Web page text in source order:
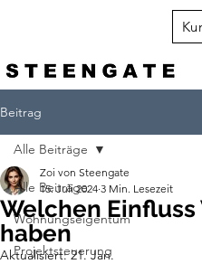
Beitrag
Alle Beiträge
Wohnungseigentum
Projektsteuerung
Alle Beiträge
Welchen Einfluss
haben
Zoi von Steengate
15. Juli 2024 3 Min. Lesezeit
Aktualisiert:21. Jan.